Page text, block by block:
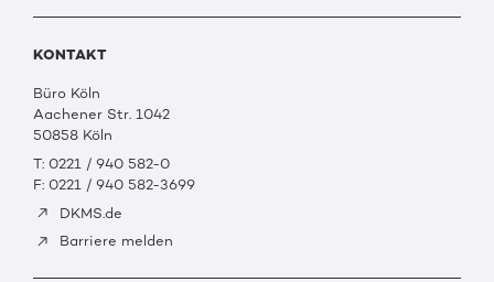
KONTAKT
Büro Köln
Aachener Str. 1042
50858 Köln
T: 0221 / 940 582-0
F: 0221 / 940 582-3699
DKMS.de
Barriere melden